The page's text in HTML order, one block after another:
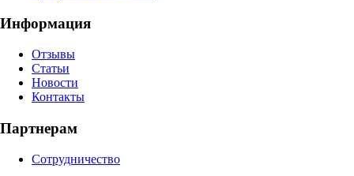
Информация
Отзывы
Статьи
Новости
Контакты
Партнерам
Сотрудничество